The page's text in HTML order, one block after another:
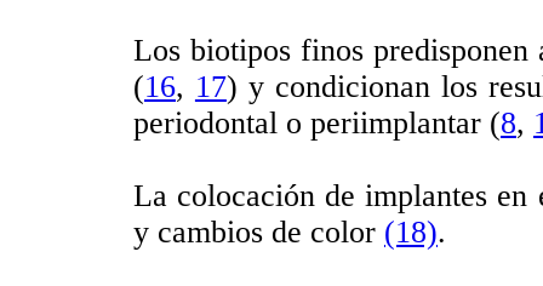
Los biotipos finos
(16, 17) y condicionan los
periodontal o periimplantar (8,
La colocación de implantes en
y cambios de color (18).